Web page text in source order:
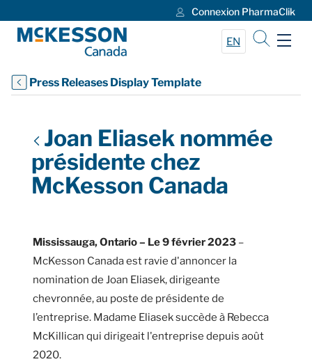
Connexion PharmaClik
EN
Press Releases Display Template
Joan Eliasek nommée
présidente chez
McKesson Canada
Mississauga, Ontario – Le 9 février 2023 –
McKesson Canada est ravie d'annoncer la
nomination de Joan Eliasek, dirigeante
chevronnée, au poste de présidente de
l’entreprise. Madame Eliasek succède à Rebecca
McKillican qui dirigeait l'entreprise depuis août
2020.